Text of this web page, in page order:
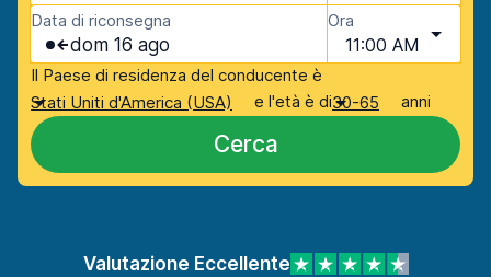
Data di riconsegna
dom 16 ago
Ora
11:00 AM
Il Paese di residenza del conducente è
Stati Uniti d'America (USA)
e l'età è di30-65 anni
Cerca
Valutazione Eccellente